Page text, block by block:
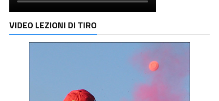
VIDEO LEZIONI DI TIRO